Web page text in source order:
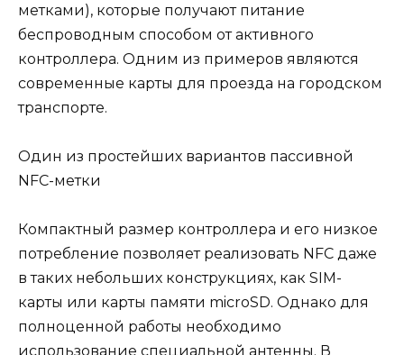
метками), которые получают питание
беспроводным способом от активного
контроллера. Одним из примеров являются
современные карты для проезда на городском
транспорте.
Один из простейших вариантов пассивной
NFC-метки
Компактный размер контроллера и его низкое
потребление позволяет реализовать NFC даже
в таких небольших конструкциях, как SIM-
карты или карты памяти microSD. Однако для
полноценной работы необходимо
использование специальной антенны. В